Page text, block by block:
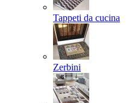
Tappeti da cucina
Zerbini